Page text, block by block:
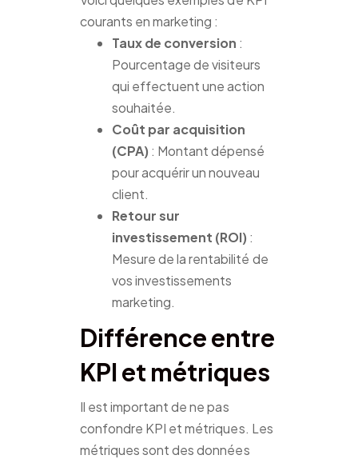
courants en marketing :
Taux de conversion :
Pourcentage de visiteurs
qui effectuent une action
souhaitée.
Coût par acquisition
(CPA) : Montant dépensé
pour acquérir un nouveau
client.
Retour sur
investissement (ROI) :
Mesure de la rentabilité de
vos investissements
marketing.
Différence entre
KPI et métriques
Il est important de ne pas
confondre KPI et métriques. Les
métriques sont des données